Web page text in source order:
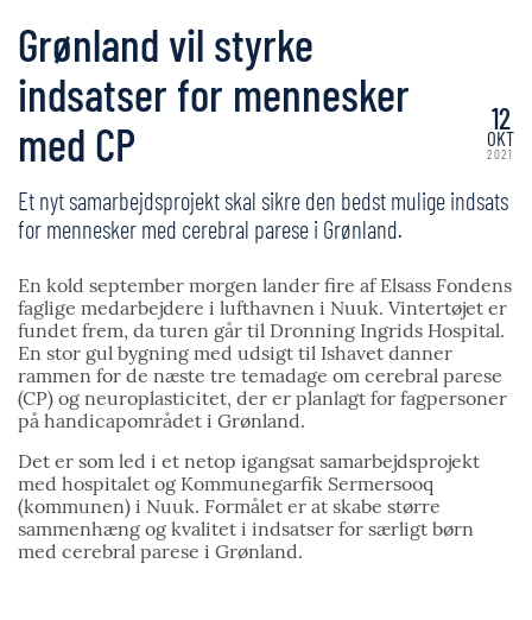
Grønland vil styrke
indsatser for mennesker
med CP
12
OKT
2021
Et nyt samarbejdsprojekt skal sikre den bedst mulige indsats
for mennesker med cerebral parese i Grønland.
En kold september morgen lander fire af Elsass Fondens
faglige medarbejdere i lufthavnen i Nuuk. Vintertøjet er
fundet frem, da turen går til Dronning Ingrids Hospital.
En stor gul bygning med udsigt til Ishavet danner
rammen for de næste tre temadage om cerebral parese
(CP) og neuroplasticitet, der er planlagt for fagpersoner
på handicapområdet i Grønland.
Det er som led i et netop igangsat samarbejdsprojekt
med hospitalet og Kommunegarfik Sermersooq
(kommunen) i Nuuk. Formålet er at skabe større
sammenhæng og kvalitet i indsatser for særligt børn
med cerebral parese i Grønland.